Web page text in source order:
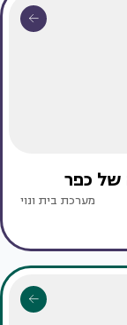
של כפר
מערכת בית ונוי